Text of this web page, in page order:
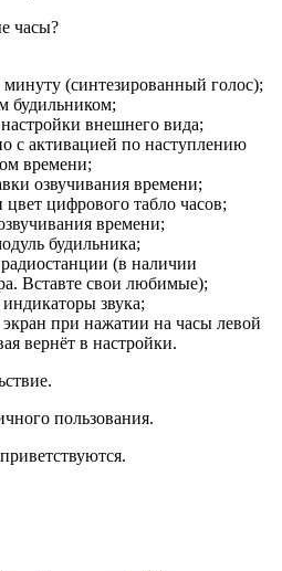
часы?
(синтезированный голос);
будильником;
внешнего вида;
с активацией по наступлению
времени;
озвучивания времени;
цифрового табло часов;
времени;
будильника;
(в наличии
Вставте свои любимые);
звука;
экран при нажатии на часы левой
вернёт в настройки.
пользования.